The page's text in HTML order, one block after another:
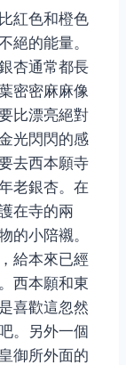
紅色和橙色
絕的能量。
杏通常都長
密密麻麻像
比漂亮絕對
光閃閃的感
去西本願寺
老銀杏。在
在寺的兩
的小陪襯。
給本來已經
西本願和東
喜歡這忽然
。另外一個
御所外面的